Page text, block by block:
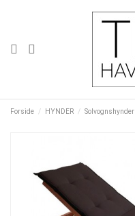
Forside HYNDER Solvognshynder